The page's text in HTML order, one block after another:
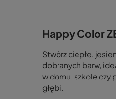
Happy Color
Stwórz ciepłe,
dobranych barw,
w domu, szkole czy
głębi.